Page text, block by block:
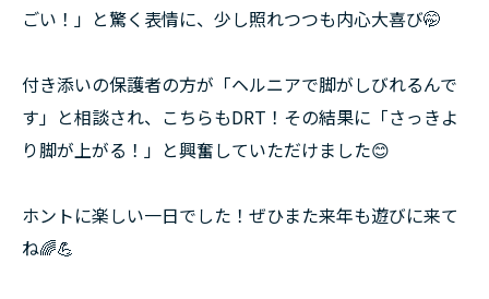
ごい！」と驚く表情に、少し照れつつも内心大喜び🤭
付き添いの保護者の方が「ヘルニアで脚がしびれるんで
す」と相談され、こちらもDRT！その結果に「さっきよ
り脚が上がる！」と興奮していただけました😊
ホントに楽しい一日でした！ぜひまた来年も遊びに来て
ね🌈💪